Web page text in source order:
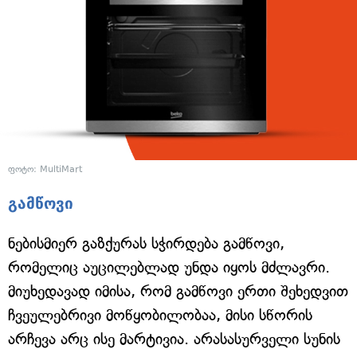
ფოტო: MultiMart
გამწოვი
ნებისმიერ გაზქურას სჭირდება გამწოვი,
რომელიც აუცილებლად უნდა იყოს მძლავრი.
მიუხედავად იმისა, რომ გამწოვი ერთი შეხედვით
ჩვეულებრივი მოწყობილობაა, მისი სწორის
არჩევა არც ისე მარტივია. არასასურველი სუნის